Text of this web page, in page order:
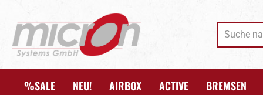
Zur Hauptnavigation springen
%SALE NEU! AIRBOX ACTIVE BREMSEN